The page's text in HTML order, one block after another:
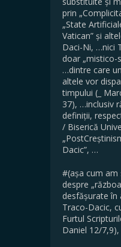
prin
„State
Vatican” și
Daci-Ni, …nici
doar „mistico-
…dintre care
altele vor
timpului (_
37), …inclusiv
definiții,
/ Biserică
Dacic”, …
#(așa cum am
despre
desfășurate în
Traco-Dacic,
Furtul
Daniel 12/